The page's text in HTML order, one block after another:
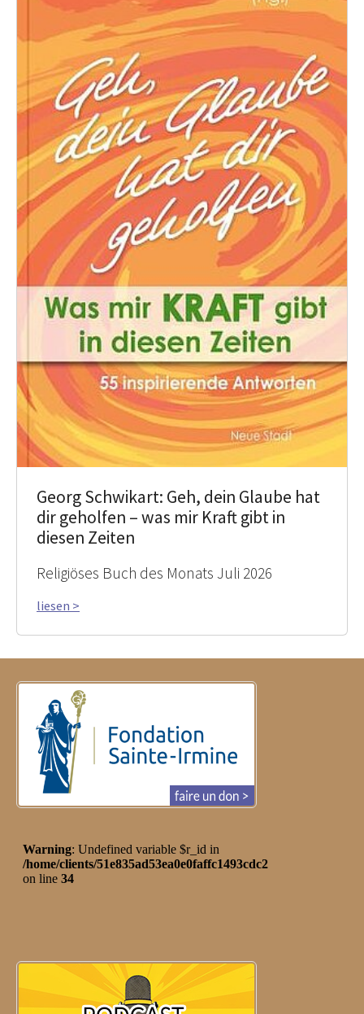
Georg Schwikart: Geh, dein Glaube hat
dir geholfen – was mir Kraft gibt in
diesen Zeiten
Religiöses Buch des Monats Juli 2026
liesen >